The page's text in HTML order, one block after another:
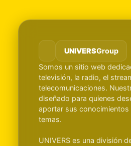
UNIVERSGroup
Somos un sitio web
televisión, la radio, el
telecomunicaciones.
diseñado para quienes
aportar sus
temas.
UNIVERS es una división